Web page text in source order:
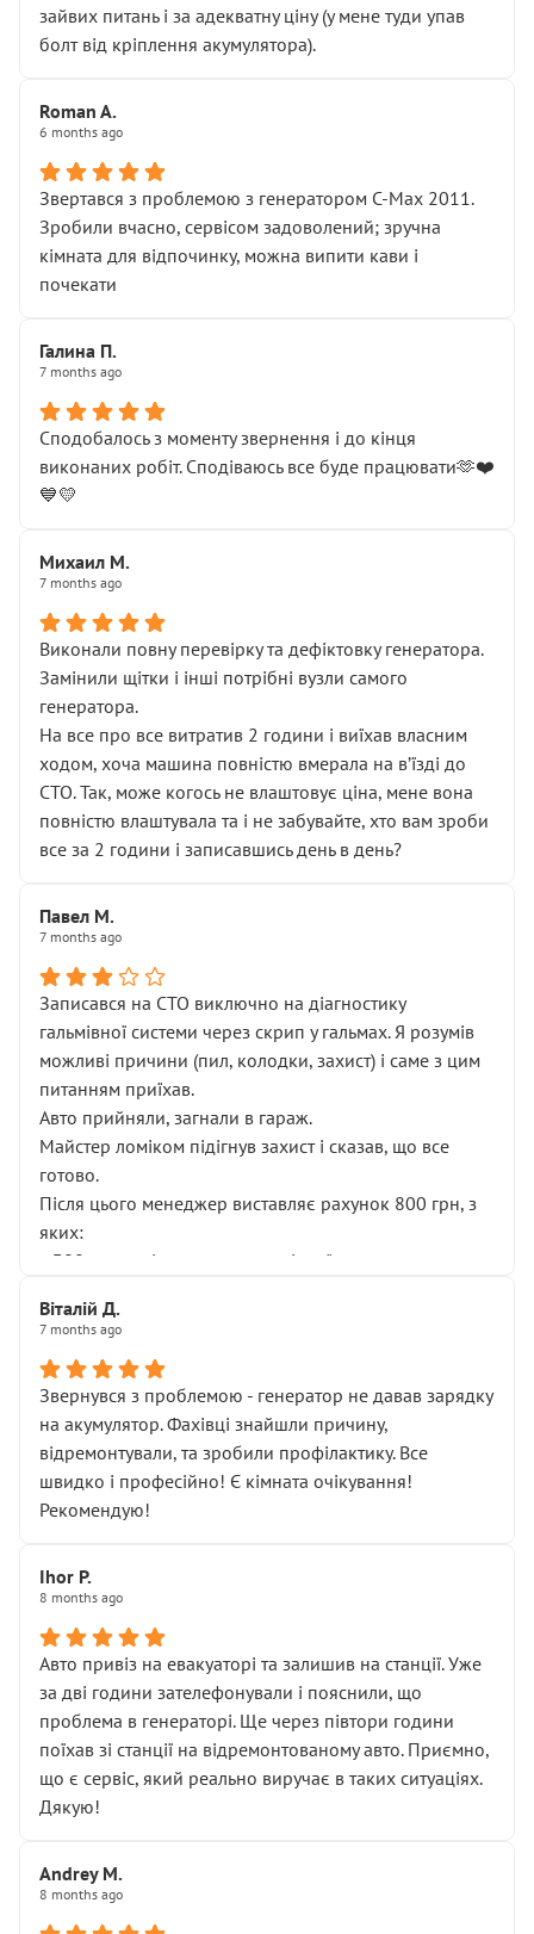
зайвих питань і за адекватну ціну (у мене туди упав
болт від кріплення акумулятора).
Roman A.
6 months ago
Звертався з проблемою з генератором C-Max 2011.
Зробили вчасно, сервісом задоволений; зручна
кімната для відпочинку, можна випити кави і
почекати
Галина П.
7 months ago
Сподобалось з моменту звернення і до кінця
виконаних робіт. Сподіваюсь все буде працювати🫶❤️
💙💛
Михаил М.
7 months ago
Виконали повну перевірку та дефіктовку генератора.
Замінили щітки і інші потрібні вузли самого
генератора.
На все про все витратив 2 години і виїхав власним
ходом, хоча машина повністю вмерала на вʼїзді до
СТО. Так, може когось не влаштовує ціна, мене вона
повністю влаштувала та і не забувайте, хто вам зроби
все за 2 години і записавшись день в день?
Павел М.
7 months ago
Записався на СТО виключно на діагностику
гальмівної системи через скрип у гальмах. Я розумів
можливі причини (пил, колодки, захист) і саме з цим
питанням приїхав.
Авто прийняли, загнали в гараж.
Майстер ломіком підігнув захист і сказав, що все
готово.
Після цього менеджер виставляє рахунок 800 грн, з
яких:
• 300 грн — діагностика гальмівної системи
НЕ погоджував
послуга. Тим більше, я був поруч і жодної реальної
діагностики ходової не проводилось. Після
зауваження гроші за цю “послугу” повернули, що
лише підтвердило мою правоту.
Але головне — я виїжджаю з боксу, і скрип у гальмах
залишився таким самим, як і був. Тобто оплачена
Далі ситуація тільки погіршилась:
• сказали, що тепер “потрібно знімати колеса”
• що біля авто стояти вже не можна
• почали озвучувати купу додаткових робіт без
чіткого пояснення
( ну все зняли та доробили) дякую!
Окремий момент, який виглядає абсурдно:
мені заявили, що бачок гальмівної рідини потрібно
міняти разом із головним гальмівним циліндром у
Для людини, яка хоча б трохи розуміється на техніці,
це звучить як мінімум непрофесійно, а як максимум —
спроба продати дорогий вузол замість елементарних
Віталій Д.
7 months ago
Звернувся з проблемою - генератор не давав зарядку
на акумулятор. Фахівці знайшли причину,
відремонтували, та зробили профілактику. Все
швидко і професійно! Є кімната очікування!
Рекомендую!
Ihor P.
8 months ago
Авто привіз на евакуаторі та залишив на станції. Уже
за дві години зателефонували і пояснили, що
проблема в генераторі. Ще через півтори години
поїхав зі станції на відремонтованому авто. Приємно,
що є сервіс, який реально виручає в таких ситуаціях.
Дякую!
Andrey M.
8 months ago